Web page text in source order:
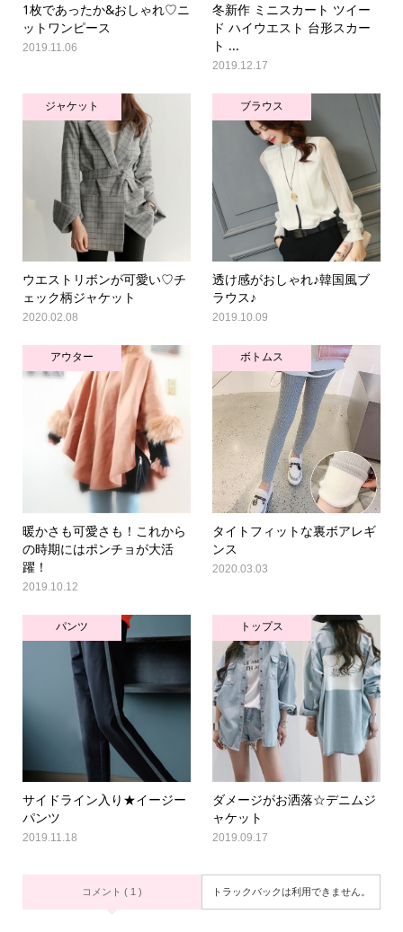
1枚であったか&おしゃれ♡ニ
ットワンピース
2019.11.06
冬新作 ミニスカート ツイー
ド ハイウエスト 台形スカー
ト ...
2019.12.17
ジャケット
ウエストリボンが可愛い♡チ
ェック柄ジャケット
2020.02.08
ブラウス
透け感がおしゃれ♪韓国風ブ
ラウス♪
2019.10.09
アウター
暖かさも可愛さも！これから
の時期にはポンチョが大活
躍！
2019.10.12
ボトムス
タイトフィットな裏ボアレギ
ンス
2020.03.03
パンツ
サイドライン入り★イージー
パンツ
2019.11.18
トップス
ダメージがお洒落☆デニムジ
ャケット
2019.09.17
コメント ( 1 ) トラックバックは利用できません。